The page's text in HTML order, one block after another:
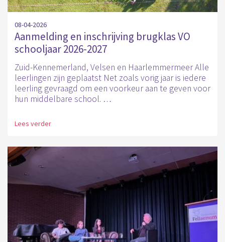
08-04-2026
Aanmelding en inschrijving brugklas VO
schooljaar 2026-2027
Zuid-Kennemerland, Velsen en Haarlemmermeer Alle
leerlingen zijn geplaatst Net zoals vorig jaar is iedere
leerling gevraagd om een voorkeur aan te geven voor
hun middelbare school. …
Lees verder